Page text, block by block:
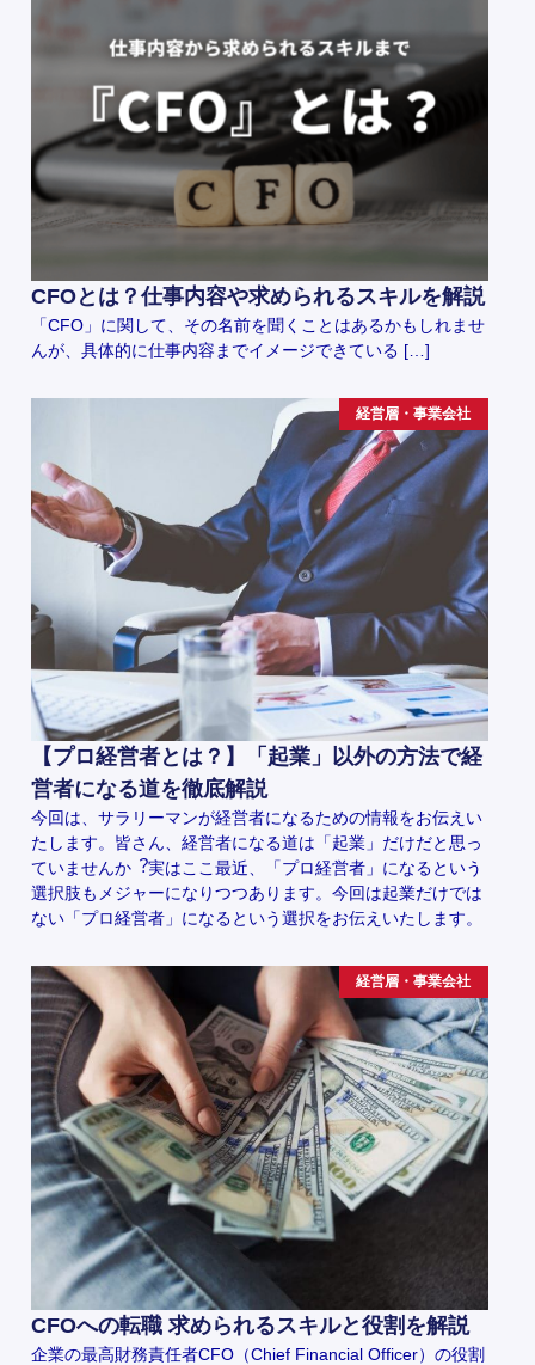
CFOとは？仕事内容や求められるスキルを解説
「CFO」に関して、その名前を聞くことはあるかもしれませ
んが、具体的に仕事内容までイメージできている […]
経営層・事業会社
【プロ経営者とは？】「起業」以外の方法で経
営者になる道を徹底解説
今回は、サラリーマンが経営者になるための情報をお伝えい
たします。皆さん、経営者になる道は「起業」だけだと思っ
ていませんか︖実はここ最近、「プロ経営者」になるという
選択肢もメジャーになりつつあります。今回は起業だけでは
ない「プロ経営者」になるという選択をお伝えいたします。
経営層・事業会社
CFOへの転職 求められるスキルと役割を解説
企業の最高財務責任者CFO（Chief Financial Officer）の役割